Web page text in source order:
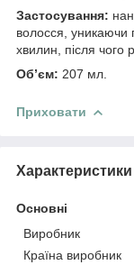
Застосування:
волосся, уникаючи
хвилин, після чого
Обʼєм: 207 мл.
Приховати
Характеристики
Основні
Виробник
Країна виробник